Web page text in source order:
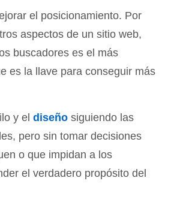
el posicionamiento. Por
aspectos de un sitio web,
buscadores es el más
es la llave para conseguir más
y el diseño siguiendo las
pero sin tomar decisiones
o que impidan a los
el verdadero propósito del